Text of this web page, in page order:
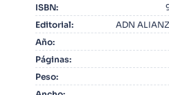
ISBN:
Editorial:
ADN
Año:
Páginas:
Peso: